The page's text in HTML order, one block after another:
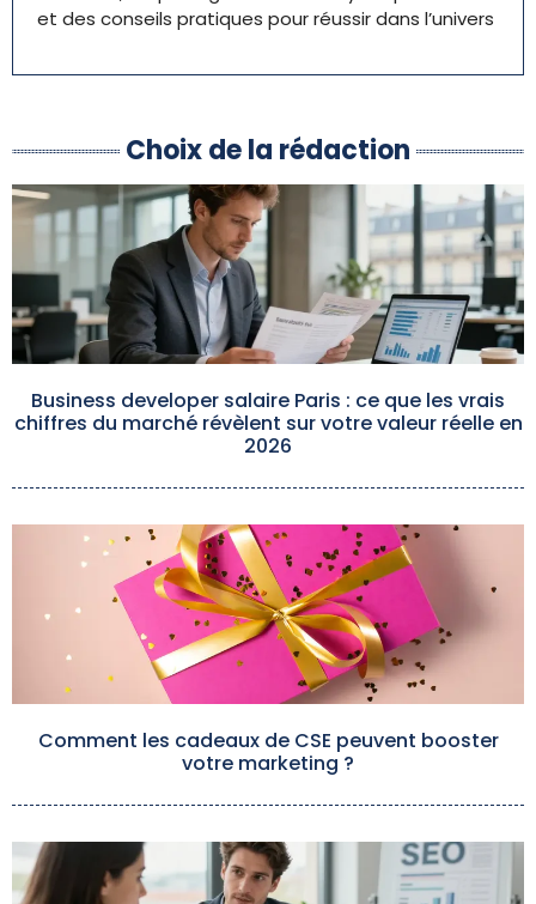
et des conseils pratiques pour réussir dans l’univers
Choix de la rédaction
Business developer salaire Paris : ce que les vrais
chiffres du marché révèlent sur votre valeur réelle en
2026
Comment les cadeaux de CSE peuvent booster
votre marketing ?